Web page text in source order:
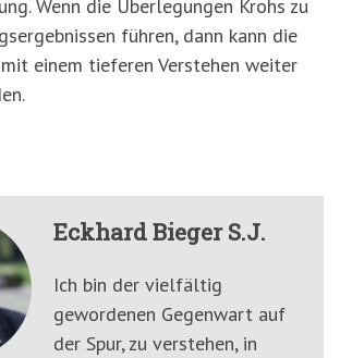
Wenn die Überlegungen Krohs zu
führen, dann kann die
einem tieferen Verstehen weiter
Eckhard Bieger S.J.
Ich bin der vielfältig
gewordenen Gegenwart auf
der Spur, zu verstehen, in